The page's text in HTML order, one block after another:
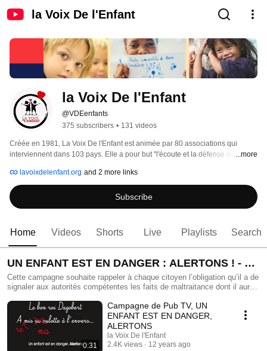
la Voix De l'Enfant
la Voix De l'Enfant
@VDEenfants
375 subscribers • 131 videos
Créée en 1981, La Voix De l'Enfant est animée par 80 associations qui
interviennent dans 103 pays. Elle a pour but "l'écoute et la défense de tout
...more
lavoixdelenfant.org and 2 more links
Subscribe
Home Videos Shorts Live Playlists Search
UN ENFANT EST EN DANGER : ALERTONS ! - UN
SEUL NUMÉRO, GRATUIT, DISPONIBLE 24h/24h :
LE 119 -
Cette campagne souhaite rappeler à chaque citoyen l’obligation qu’il a de
signaler aux autorités compétentes les faits de maltraitance dont il aurait
engager pour alerter lorsqu’un enfant est en danger ou maltraité, a été
créé et est accessible au grand public : www.unenfantestendanger.com
0:31
Campagne de Pub TV, UN
ENFANT EST EN DANGER,
ALERTONS
la Voix De l'Enfant
2.4K views
12 years ago